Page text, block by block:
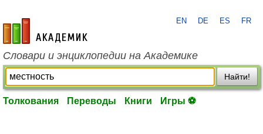
academic.ru
EN DE ES FR
Словари и энциклопедии на Академике
Найти!
Толкования Переводы Книги Игры ⚽